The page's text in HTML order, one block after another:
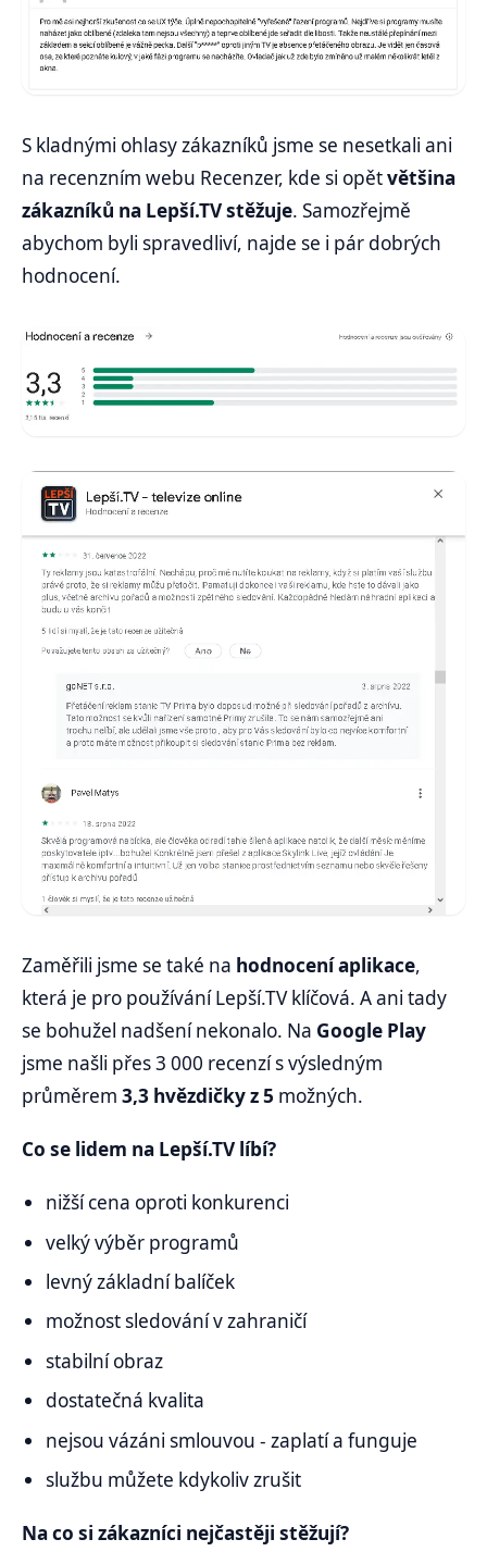
S kladnými ohlasy zákazníků jsme se nesetkali ani
na recenzním webu Recenzer, kde si opětvětšina
zákazníků na Lepší.TV stěžuje. Samozřejmě
abychom byli spravedliví, najde se i pár dobrých
hodnocení.
Zaměřili jsme se také na hodnocení aplikace,
která je pro používání Lepší.TV klíčová. A ani tady
se bohužel nadšení nekonalo. Na Google Play
jsme našli přes 3 000 recenzí s výsledným
průměrem 3,3 hvězdičky z 5 možných.
Co se lidem na Lepší.TV líbí?
nižší cena oproti konkurenci
velký výběr programů
levný základní balíček
možnost sledování v zahraničí
stabilní obraz
dostatečná kvalita
nejsou vázáni smlouvou - zaplatí a funguje
službu můžete kdykoliv zrušit
Na co si zákazníci nejčastěji stěžují?